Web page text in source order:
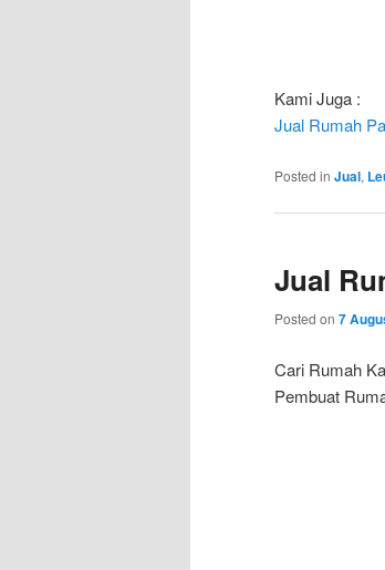
Kami Juga :
Jual Rumah
Posted in Jual,
Jual
Posted on 7
Cari Rumah
Pembuat